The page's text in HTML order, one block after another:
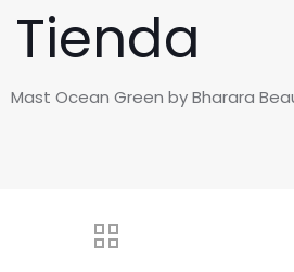
Tienda
Mast Ocean Green by Bharara